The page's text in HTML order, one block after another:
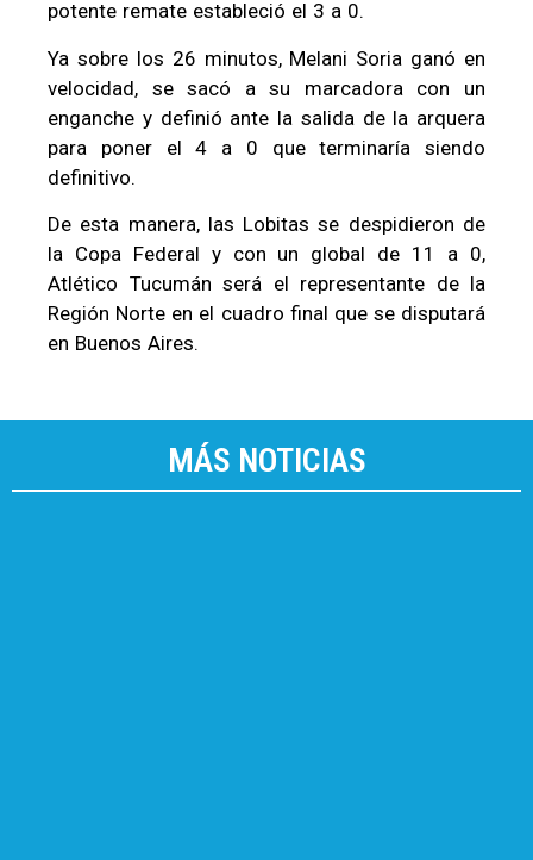
potente remate estableció el 3 a 0.
Ya sobre los 26 minutos, Melani Soria ganó en
velocidad, se sacó a su marcadora con un
enganche y definió ante la salida de la arquera
para poner el 4 a 0 que terminaría siendo
definitivo.
De esta manera, las Lobitas se despidieron de
la Copa Federal y con un global de 11 a 0,
Atlético Tucumán será el representante de la
Región Norte en el cuadro final que se disputará
en Buenos Aires.
MÁS NOTICIAS